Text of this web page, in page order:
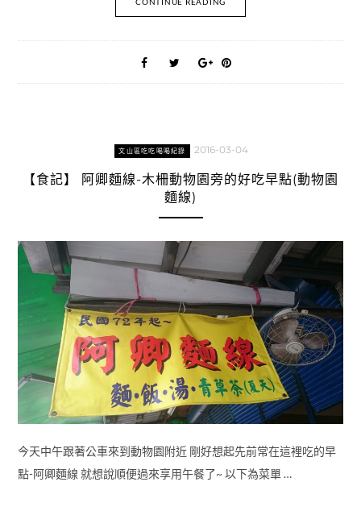
文山區吃吃喝喝紀錄 2016-03-04
【食記】 阿卿麵線-木柵動物園旁的好吃早點(動物園
麵線)
今天中午跟著公車來到動物園附近 剛好想起先前常在這裡吃的早
點-阿卿麵線 就想說順便過來享用午餐了~ 以下為菜單 …